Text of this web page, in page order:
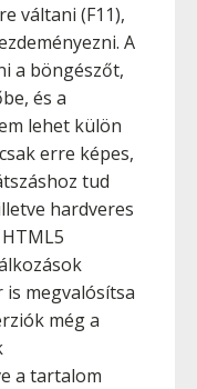
váltani (F11),
A
a böngészőt,
és a
lehet külön
erre képes,
tud
hardveres
megvalósítsa
még a
a tartalom